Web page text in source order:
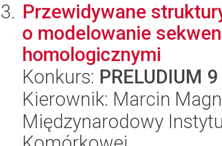
Przewidywane
o modelowanie
homologicznymi
Konkurs: PRELUDIUM 9
Kierownik: Marcin
Międzynarodowy